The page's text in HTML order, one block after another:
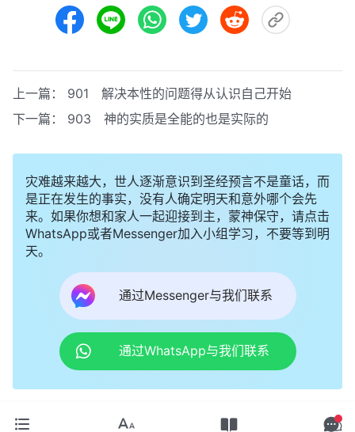
上一篇： 901 解决本性的问题得从认识自己开始
下一篇： 903 神的实质是全能的也是实际的
灾难越来越大，世人逐渐意识到圣经预言不是童话，而
是正在发生的事实，没有人确定明天和意外哪个会先
来。如果你想和家人一起迎接到主，蒙神保守，请点击
WhatsApp或者Messenger加入小组学习，不要等到明
天。
通过Messenger与我们联系
通过WhatsApp与我们联系